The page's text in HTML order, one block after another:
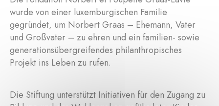
wurde von einer luxemburgischen Familie
gegründet, um Norbert Graas – Ehemann, Vater
und Großvater – zu ehren und ein familien- sowie
generationsübergreifendes philanthropisches
Projekt ins Leben zu rufen.
Die Stiftung unterstützt Initiativen für den Zugang zu